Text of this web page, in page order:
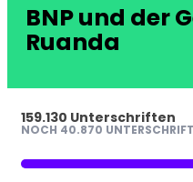
BNP und der
Ruanda
159.130 Unterschriften
NOCH 40.870